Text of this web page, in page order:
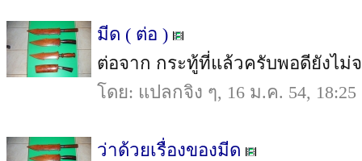
มีด ( ต่อ )
ต่อจาก กระทู้ที่แล้วครับพอดียังไม่
โดย: แปลกจิง ๆ, 16 ม.ค. 54, 18:25
ว่าด้วยเรื่องของมีด